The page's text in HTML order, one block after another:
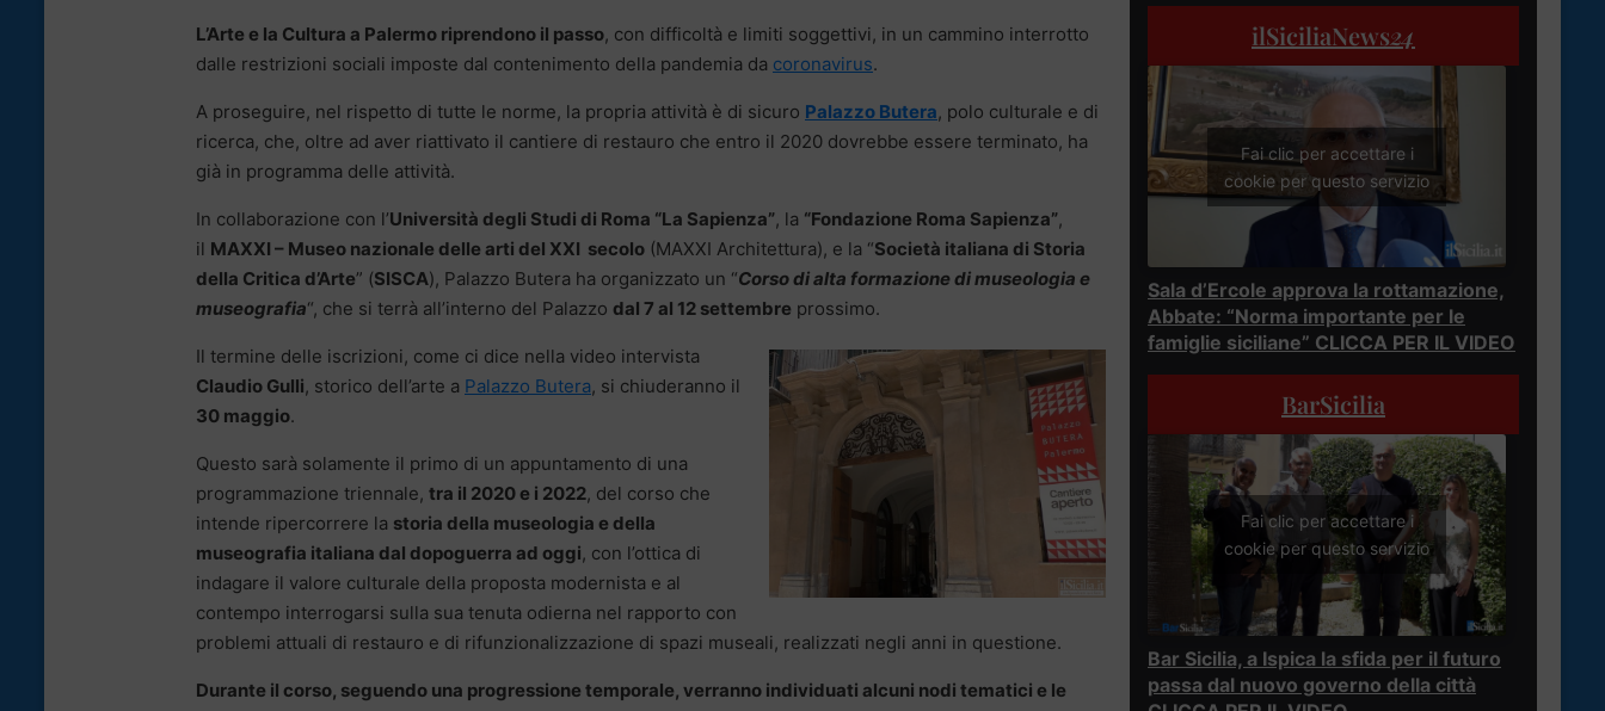
L’Arte e la Cultura a Palermo riprendono il passo, con difficoltà e limiti soggettivi, in un cammino interrotto
dalle restrizioni sociali imposte dal contenimento della pandemia da coronavirus.
A proseguire, nel rispetto di tutte le norme, la propria attività è di sicuro Palazzo Butera, polo culturale e di
ricerca, che, oltre ad aver riattivato il cantiere di restauro che entro il 2020 dovrebbe essere terminato, ha
già in programma delle attività.
In collaborazione con l’Università degli Studi di Roma “La Sapienza”, la “Fondazione Roma Sapienza”,
il MAXXI – Museo nazionale delle arti del XXI secolo (MAXXI Architettura), e la “Società italiana di Storia
della Critica d’Arte” (SISCA), Palazzo Butera ha organizzato un “Corso di alta formazione di museologia e
museografia“, che si terrà all’interno del Palazzo dal 7 al 12 settembre prossimo.
Il termine delle iscrizioni, come ci dice nella video intervista
Claudio Gulli, storico dell’arte a Palazzo Butera, si chiuderanno il
30 maggio.
Questo sarà solamente il primo di un appuntamento di una
programmazione triennale, tra il 2020 e i 2022, del corso che
intende ripercorrere la storia della museologia e della
museografia italiana dal dopoguerra ad oggi, con l’ottica di
indagare il valore culturale della proposta modernista e al
contempo interrogarsi sulla sua tenuta odierna nel rapporto con
problemi attuali di restauro e di rifunzionalizzazione di spazi museali, realizzati negli anni in questione.
Durante il corso, seguendo una progressione temporale, verranno individuati alcuni nodi tematici e le
ilSiciliaNews24
Fai clic per accettare i
cookie per questo servizio
Sala d’Ercole approva la rottamazione,
Abbate: “Norma importante per le
famiglie siciliane” CLICCA PER IL VIDEO
BarSicilia
Fai clic per accettare i
cookie per questo servizio
Bar Sicilia, a Ispica la sfida per il futuro
passa dal nuovo governo della città